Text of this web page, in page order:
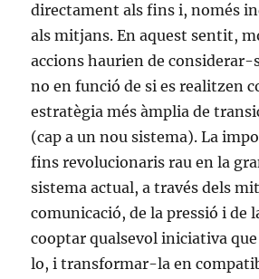
directament als fins i, només
als mitjans. En aquest sentit,
accions haurien de considerar-
no en funció de si es realitzen
estratègia més àmplia de
(cap a un nou sistema). La
fins revolucionaris rau en la
sistema actual, a través dels
comunicació, de la pressió i de
cooptar qualsevol iniciativa
lo, i transformar-la en